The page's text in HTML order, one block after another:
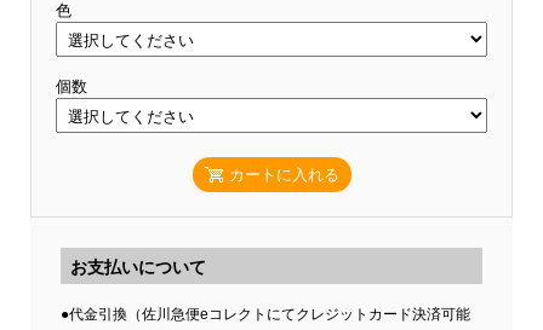
色
個数
カートに入れる
お支払いについて
●代金引換（佐川急便eコレクトにてクレジットカード決済可能